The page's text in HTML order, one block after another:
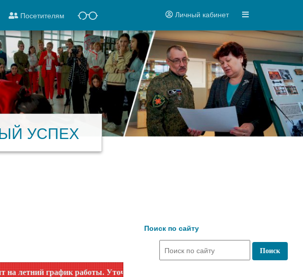
Посетителям Личный кабинет
УСПЕХ
работы. Уточняйте время работы по номеру телефона или на сайте в
Поиск по сайту